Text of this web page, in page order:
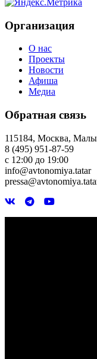
Организация
О нас
Проекты
Новости
Афиша
Медиа
Обратная связь
115184, Москва,
8 (495) 951-87-59
с 12:00 до 19:00
info@avtonomiya.tatar